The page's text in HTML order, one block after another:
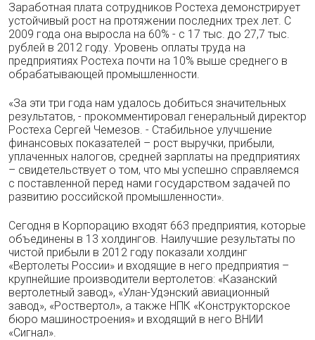
Заработная плата сотрудников Ростеха демонстрирует
устойчивый рост на протяжении последних трех лет. С
2009 года она выросла на 60% - с 17 тыс. до 27,7 тыс.
рублей в 2012 году. Уровень оплаты труда на
предприятиях Ростеха почти на 10% выше среднего в
обрабатывающей промышленности.
«За эти три года нам удалось добиться значительных
результатов, - прокомментировал генеральный директор
Ростеха Сергей Чемезов. - Стабильное улучшение
финансовых показателей – рост выручки, прибыли,
уплаченных налогов, средней зарплаты на предприятиях
– свидетельствует о том, что мы успешно справляемся
с поставленной перед нами государством задачей по
развитию российской промышленности».
Сегодня в Корпорацию входят 663 предприятия, которые
объединены в 13 холдингов. Наилучшие результаты по
чистой прибыли в 2012 году показали холдинг
«Вертолеты России» и входящие в него предприятия –
крупнейшие производители вертолетов: «Казанский
вертолетный завод», «Улан-Удэнский авиационный
завод», «Роствертол», а также НПК «Конструкторское
бюро машиностроения» и входящий в него ВНИИ
«Сигнал».